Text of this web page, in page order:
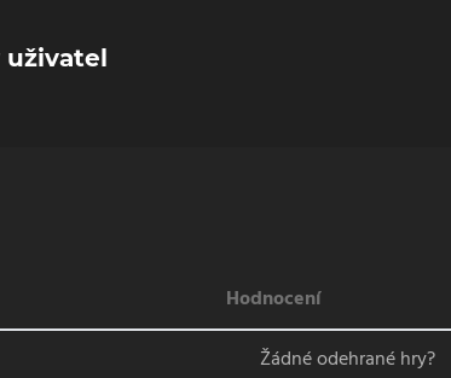
uživatel
Hodnocení
Žádné odehrané hry?